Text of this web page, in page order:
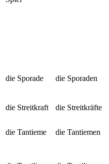
die Sporade die Sporaden
die Streitkraft die Streitkräfte
die Tantieme
die Tantiemen